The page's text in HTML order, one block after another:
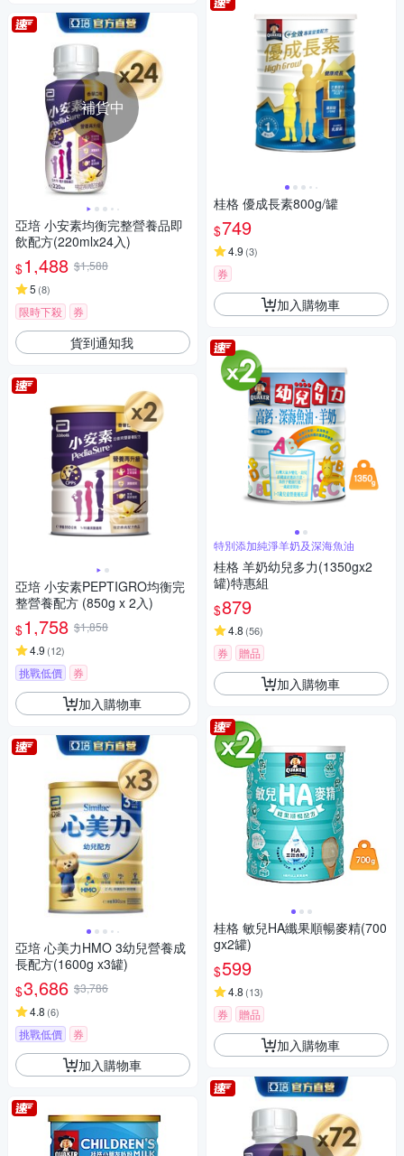
補貨中
亞培 小安素均衡完整營養品即
飲配方(220mlx24入)
$1,488 $1,588
5 (8)
限時下殺 券
貨到通知我
亞培 小安素PEPTIGRO均衡完
整營養配方 (850g x 2入)
$1,758 $1,858
4.9 (12)
挑戰低價 券
加入購物車
亞培 心美力HMO 3幼兒營養成
長配方(1600g x3罐)
$3,686 $3,786
4.8 (6)
挑戰低價 券
加入購物車
桂格 優成長素800g/罐
$749
4.9 (3)
券
加入購物車
特別添加純淨羊奶及深海魚油
桂格 羊奶幼兒多力(1350gx2
罐)特惠組
$879
4.8 (56)
券 贈品
加入購物車
桂格 敏兒HA纖果順暢麥精(700
gx2罐)
$599
4.8 (13)
券 贈品
加入購物車